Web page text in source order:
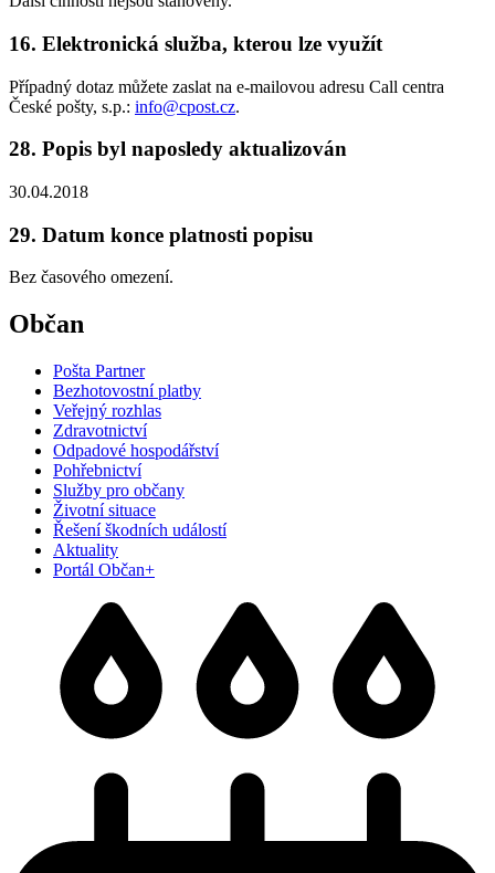
16. Elektronická služba, kterou lze využít
Případný dotaz můžete zaslat na e-mailovou adresu Call centra
České pošty, s.p.: info@cpost.cz.
28. Popis byl naposledy aktualizován
30.04.2018
29. Datum konce platnosti popisu
Bez časového omezení.
Občan
Pošta Partner
Bezhotovostní platby
Veřejný rozhlas
Zdravotnictví
Odpadové hospodářství
Pohřebnictví
Služby pro občany
Životní situace
Řešení škodních událostí
Aktuality
Portál Občan+